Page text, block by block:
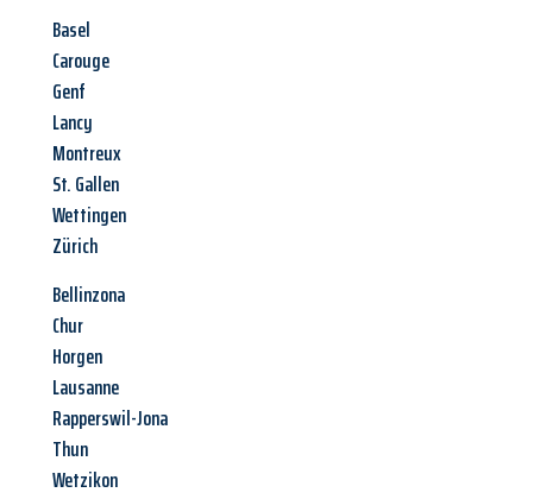
Basel
Carouge
Genf
Lancy
Montreux
St. Gallen
Wettingen
Zürich
Bellinzona
Chur
Horgen
Lausanne
Rapperswil-Jona
Thun
Wetzikon